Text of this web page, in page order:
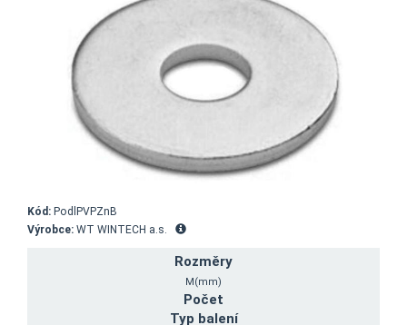
Kód: PodlPVPZnB
Výrobce: WT WINTECH a.s.
Rozměry
M(mm)
Počet
Typ balení